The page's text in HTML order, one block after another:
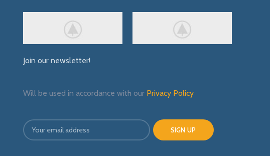
Join our newsletter!
Will be used in accordance with our Privacy Policy